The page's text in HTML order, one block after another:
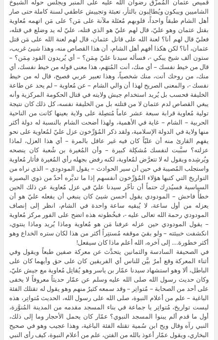
قميص عثمان المُمزَّق رضوان الله عليه على المنبر ويجلس حوله الشيوخ
الشاميين ويبكون ويُطالِبون بالثأر، تعبئة وتجييش عاطفي لسنة كاملة حتى صار
أهل الشام طبقاً واحداً، قلوبهم مُعتَلة ملآنة على مَن؟ على مَن اتهمه مُعاوية
بقتل عثمان وهو عليّ، قال لهم عليّ هو الذي قتله، عليّ له يد وضلع في قتله،
فعليّ قال لهم أنا؟ لعنة الله على قاتل عثمان، قال لهم لعنة الله على مَن قتل
عثمان، أنا؟ لكن هكذا أفهم أهل الشام، أن هذا القصاص منه، وهذا شيئ غريب،
ستون ألف شيخ يبكي -، فسأله سيدنا عليّ مِمَن؟ – أي يُريدون القود مِمَن؟ –
قال من خيط نفسك – أي منك، أنت المُتهَم، هذا معنى قوله من خيط نفسك، أي
منك، من روحك أنت، منك شخصياً، وهذا تعبير عربي فصيح، قال له من خيط
نفسك -، والمعنى الصريح لهذا أن والي الشام – عن مُعاوية – لم يحد عن طاعة
الخليفة فحسب بل يُريد استخدام جيش ولايته في قتال الحكومة المركزية وأنه
يبغي القصاص لدم عثمان لا من قتلته بل من الخليفة نفسه، كل ذلك كان نتيجة
تولية مُعاوية قرابة سبعة عشر عاماً مُتصِلة على ولاية بعينها كانت من الناحية
الحربية – الشام – غاية في الأهمية، ولهذا أضحت الشام بالنسبة له دولة أكثر
منها ولاية في الدولة الإسلامية، ولقد ذكر المُؤرِّخون عزل عليّ لمُعاوية على نحو
يفهم القارئ منه أن عليّاً كان فيه غير عاقل بالمرة – أي هذا العزل، لماذا
عزلته؟ سبَّبت لنفسك مُشكِلة كبيرة – وأن المُغيرة بن شُعبة كان ينصحه
ويُرشِده ويقول له لا تتعرَّض لمُعاوية، لكنه رفض بجهله رأي المُغيرة فأثار مُعاوية
واستجلب المُصيبة في حين أن سير الحوادث – يقول المودودي – الذي نراه من
التواريخ التي كتبها هؤلاء المُؤرِّخون أنفسهم إذا ما تدبَّره أحدٌ من ذوي البصيرة
السياسية فسيُدرِك حتماً أن تأخّر سيدنا عليّ في عزل مُعاوية عن ذلك الحين
خطأٌ فاحش – المودودي يقول أحسن شيئ كان ينبغي أن يفعله عليّ هو أن
يعزله من أول ساعة، لا يُبقيه ساعة واحدة في الشام، انظر إلى إنصاف
المودودي رحمة الله تعالى عليه -، فبخُطوته هذه اتضح على الفور مركز مُعاوية
– يقول المودودي حين عزله عرفنا مَن هو مُعاوية وماذا يُريد وماذا ينتوي،
انكشفت خبيئته – ولو بقيَ موقفه مُستتِراً أكثر من هذا لكان ستره الخداع وهو
أكثر خطورة…. إلى آخره، الله أعلم ماذا كان سيفعل!
في الصحيفة السادسة والثمانين يتحدَّث عن معركة صفين طبعاً ويقول وفي
أثناء المعركة وقع أمرٌ بيَّن للناس أي الفريقين كان على حق وأيهما كان على
الباطل، ألا وهو استشهاد سيدنا عمّار بن ياسر وهو يُقاتِل مُعاوية مع جيش عليّ،
وكان حديث رسول الله صلى الله عليه وسلم عن عمّار حديثاً معروفاً لا يخفى
على أحد من الصحابة – مُتواتِر – وقد سمعه كثيرٌ منهم وهو يقول له تقتلك الفئة
الباغية – علم من أعلام النبوة، صلى الله على رسول الله، الحديث مُتواتِر، هذه
ليست تواريخ، مُتواتِر يا جماعة في بناء المسجد مقدمه من المدينة المُنوَّرة،
أول ما قدم ألم يبنوا المسجد النبوي؟ عمّار كان يحمل الأحجار وما إلى ذلك،
النبي رآه وقال ويح ابن سُمية تقتله الفئة الباغية، وهذا عجيب وهو في صحيح
البخاري، ويقول عمّار أعوذ بالله من الفتن، علم من أعلام النبوة، كيف رأى النبي